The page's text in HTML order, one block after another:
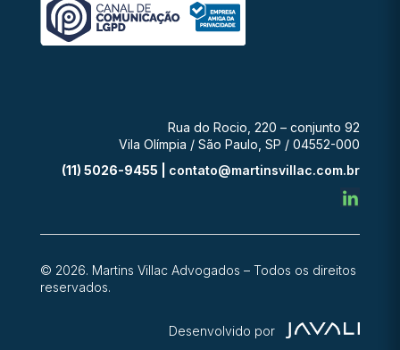
Rua do Rocio, 220 – conjunto 92
Vila Olímpia / São Paulo, SP / 04552-000
(11) 5026-9455 | contato@martinsvillac.com.br
© 2026. Martins Villac Advogados – Todos os direitos
reservados.
Desenvolvido por